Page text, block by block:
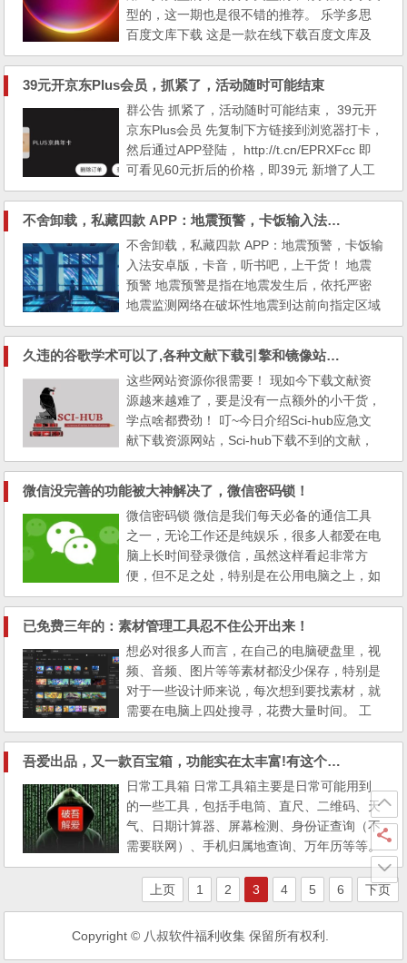
型的，这一期也是很不错的推荐。 乐学多思
百度文库下载 这是一款在线下载百度文库及
部分原创力文档的工具，无需安装，直接网页
打开即可使用，界面很简洁，并且 VIP 文档都
可以下载。 每天可以"免费下载 2 次文档"，为
了防止滥用，站长设置验证码下载，且一个密
码只能用一次。 下载方法有两种，可以直接
「输入关键词搜...
39元开京东Plus会员，抓紧了，活动随时可能结束
群公告 抓紧了，活动随时可能结束， 39元开
京东Plus会员 先复制下方链接到浏览器打卡，
然后通过APP登陆， http://t.cn/EPRXFcc 即
可看见60元折后的价格，即39元 新增了人工
精选页面 什么是人工精选？ 人工精选是指通
过人工筛选的方式，从大量的淘宝天猫数据
中、挑选出最合适的商品进行推广。通过此页
面模块，可以制作出适合自己的个性化商品页
面，比如 宠物、计生用品、母婴、等等。福
利车，活动页面领6....
不舍卸载，私藏四款 APP：地震预警，卡饭输入法安卓版，卡音，听书吧
不舍卸载，私藏四款 APP：地震预警，卡饭输
入法安卓版，卡音，听书吧，上干货！ 地震
预警 地震预警是指在地震发生后，依托严密
地震监测网络在破坏性地震到达前向指定区域
发出警报，争取应急避险时间。 小米、华
为、OPPO、VIVO 四大国产手机厂商，在系
统中已经接入了“地震预警”，可以无需专门安
装相关 App， 华为/荣耀：设置 → 安全 → 应
急预警通知 → 地震预警； 如果你是苹果、三
星等品牌手机，系统没有...
久违的谷歌学术可以了,各种文献下载引擎和镜像站，不用外网!
这些网站资源你很需要！ 现如今下载文献资
源越来越难了，要是没有一点额外的小干货，
学点啥都费劲！ 叮~今日介绍Sci-hub应急文
献下载资源网站，Sci-hub下载不到的文献，
试试这几个网站，或许能解燃眉之急！ 资
源，资源，资源少不了的 ▍大木虫 这里聚合
了许多常用并且非常实用、耳熟能详的数据库
网站、搜索引擎、镜像网站、文献翻译导航、
国外书籍等。镜像网...
微信没完善的功能被大神解决了，微信密码锁！
微信密码锁 微信是我们每天必备的通信工具
之一，无论工作还是纯娱乐，很多人都爱在电
脑上长时间登录微信，虽然这样看起非常方
便，但不足之处，特别是在公用电脑之上，如
果我们需要暂时离开一会儿，那么自己微信上
的那点私人内容只怕要被别人看完了。 所以
就安全的角度来说，要么离开电脑就退出微
信，实在嫌麻烦，也可以使用第三方工具来锁
定我们的微信。 微信锁，顾名思义就是将微
信加一把大锁，让微信...
已免费三年的：素材管理工具忍不住公开出来！
想必对很多人而言，在自己的电脑硬盘里，视
频、音频、图片等等素材都没少保存，特别是
对于一些设计师来说，每次想到要找素材，就
需要在电脑上四处搜寻，花费大量时间。 工
欲善其事，必先利其器，给大家重点安利一款
非常不错的素材管理工具，可以大大提供效
率，这款工具就是：「Billfish」。 首先 Billfis
h 早期版本可以追溯到 2020 年，至少已经存
在了 3 年的时间，所有功能都完全免费，这么
良心的软件...
吾爱出品，又一款百宝箱，功能实在太丰富!有这个少安装100个APP
日常工具箱 日常工具箱主要是日常可能用到
的一些工具，包括手电筒、直尺、二维码、天
气、日期计算器、屏幕检测、身份证查询（不
需要联网）、手机归属地查询、万年历等等。
传感器类工具，包括指南针、分贝仪、重力传
感器、水平仪、金属探测器等等。 当然这类
传感器工具，还是挺有趣的。 专业工具箱 接
下来就是专业工具箱，又分为图片工具箱和开
发工具箱，开发工具箱更加专业，真正用得上
上页 1 2 3 4 5 6 下页
Copyright © 八叔软件福利收集 保留所有权利.